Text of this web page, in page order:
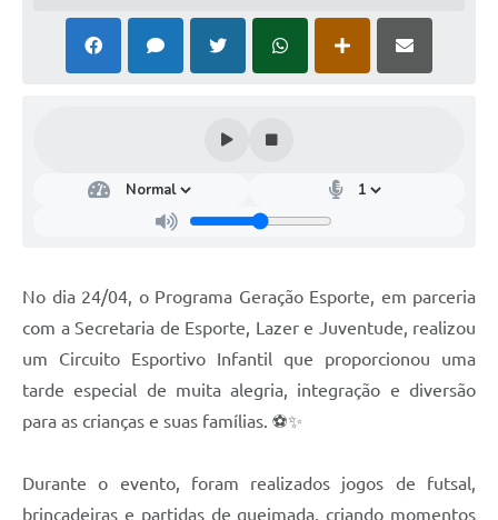
No dia 24/04, o Programa Geração Esporte, em parceria
com a Secretaria de Esporte, Lazer e Juventude, realizou
um Circuito Esportivo Infantil que proporcionou uma
tarde especial de muita alegria, integração e diversão
para as crianças e suas famílias. ⚽✨
Durante o evento, foram realizados jogos de futsal,
brincadeiras e partidas de queimada, criando momentos